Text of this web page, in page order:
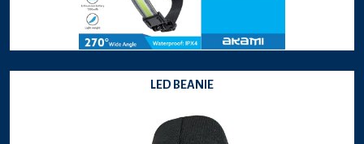
LED BEANIE